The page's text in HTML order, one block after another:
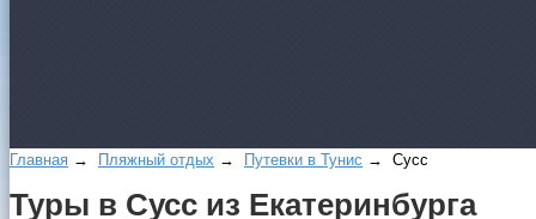
Главная → Пляжный отдых → Путевки в Тунис → Сусс
Туры в Сусс из Екатеринбурга